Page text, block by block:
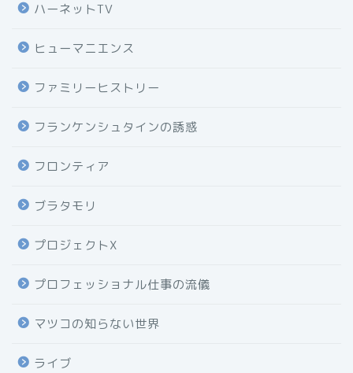
ハーネットTV
ヒューマニエンス
ファミリーヒストリー
フランケンシュタインの誘惑
フロンティア
ブラタモリ
プロジェクトX
プロフェッショナル仕事の流儀
マツコの知らない世界
ライブ